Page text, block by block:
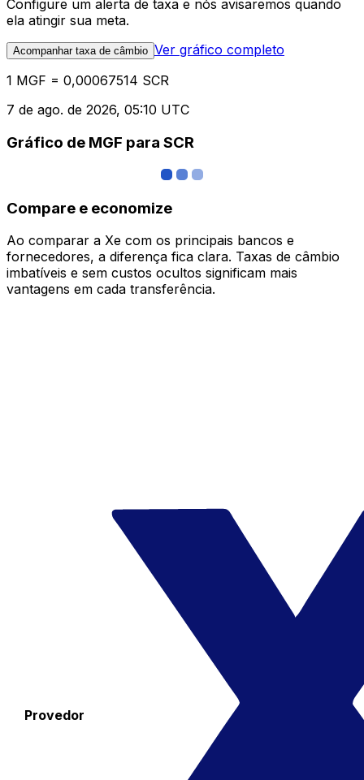
Configure um alerta de taxa e nós avisaremos quando
ela atingir sua meta.
Acompanhar taxa de câmbio Ver gráfico completo
1 MGF = 0,00067514 SCR
7 de ago. de 2026, 05:10 UTC
Gráfico de MGF para SCR
Compare e economize
Ao comparar a Xe com os principais bancos e
fornecedores, a diferença fica clara. Taxas de câmbio
imbatíveis e sem custos ocultos significam mais
vantagens em cada transferência.
Provedor